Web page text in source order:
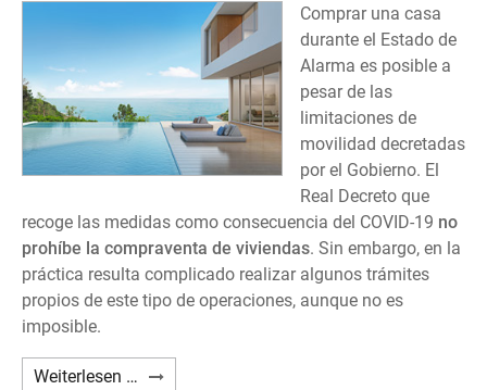
Comprar una casa
durante el Estado de
Alarma es posible a
pesar de las
limitaciones de
movilidad decretadas
por el Gobierno. El
Real Decreto que
recoge las medidas como consecuencia del COVID-19 no
prohíbe la compraventa de viviendas. Sin embargo, en la
práctica resulta complicado realizar algunos trámites
propios de este tipo de operaciones, aunque no es
imposible.
Weiterlesen … ¿Es